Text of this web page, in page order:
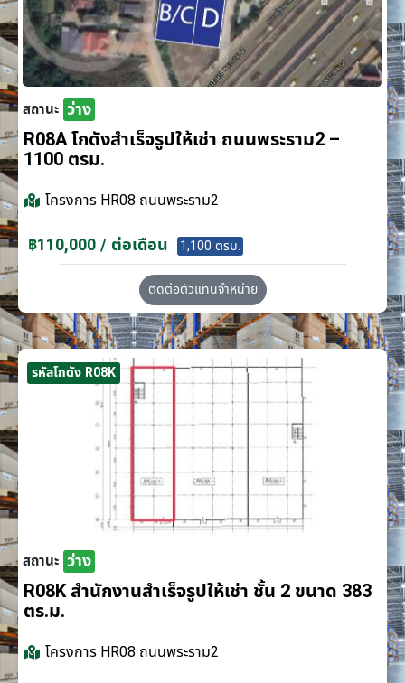
สถานะ ว่าง
R08A โกดังสำเร็จรูปให้เช่า ถนนพระราม2 –
1100 ตรม.
โครงการ HR08 ถนนพระราม2
฿110,000 / ต่อเดือน 1,100 ตรม.
ติดต่อตัวแทนจำหน่าย
รหัสโกดัง R08K
สถานะ ว่าง
R08K สำนักงานสำเร็จรูปให้เช่า ชั้น 2 ขนาด 383
ตร.ม.
โครงการ HR08 ถนนพระราม2